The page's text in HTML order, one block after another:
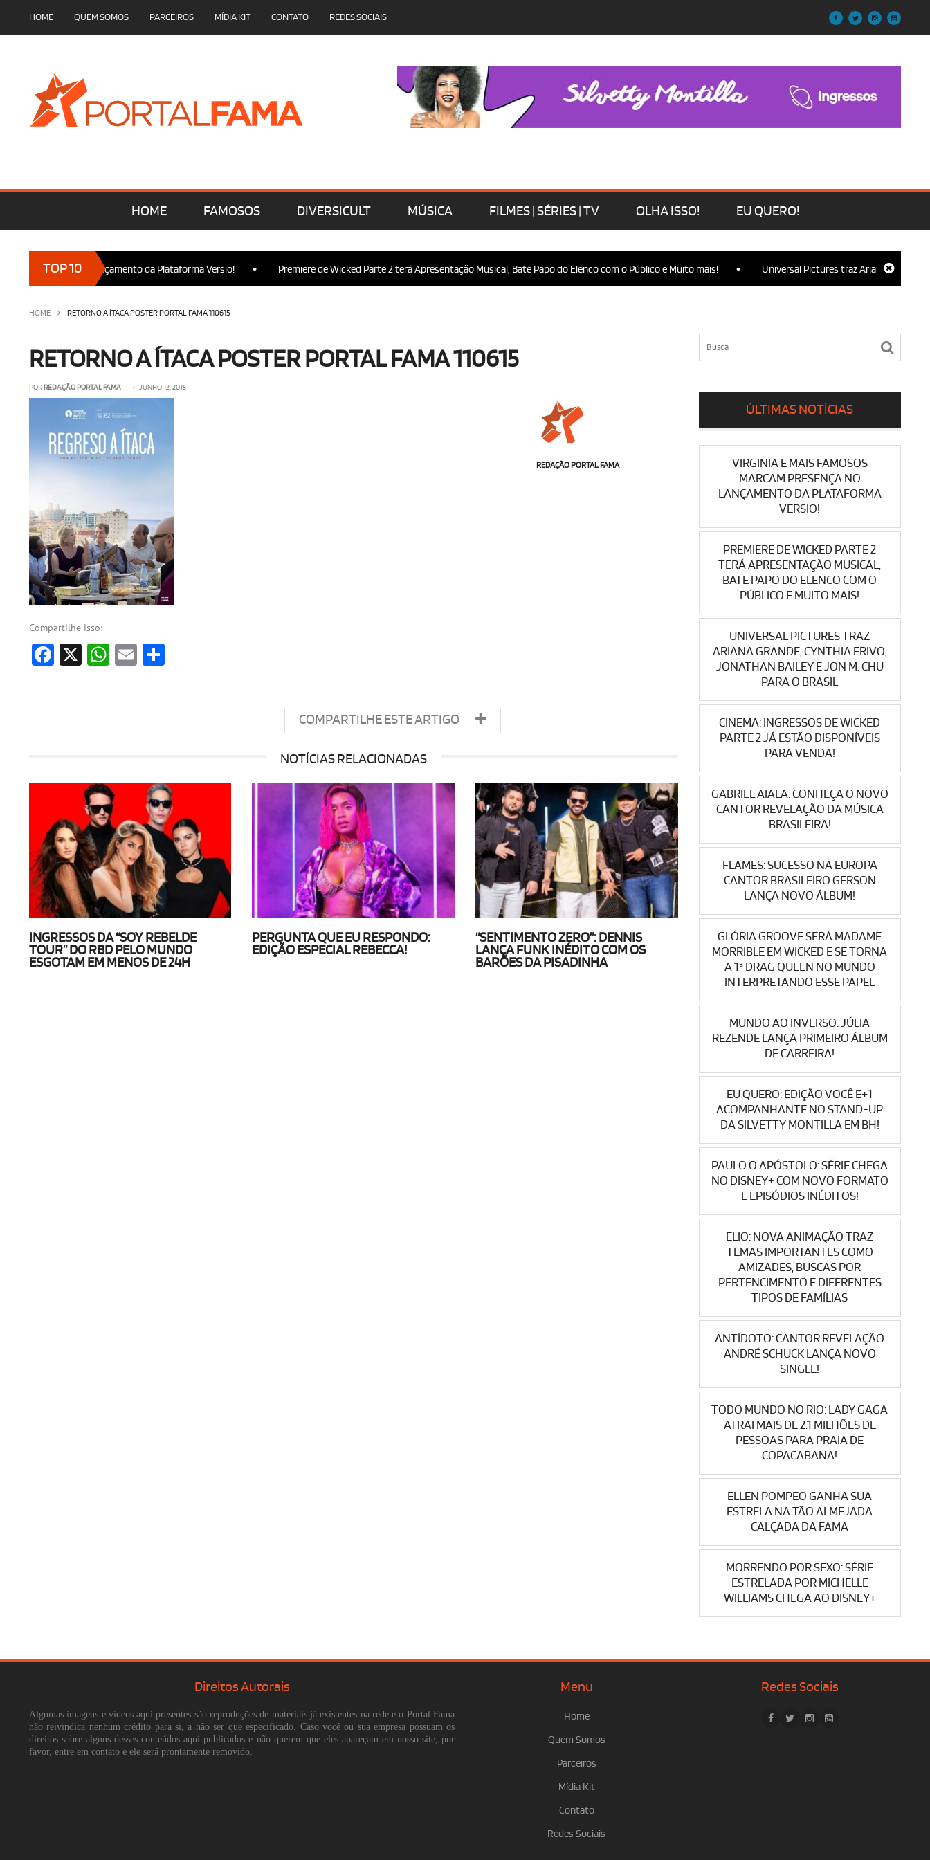
HOME QUEM SOMOS PARCEIROS MÍDIA KIT CONTATO REDES SOCIAIS
HOME FAMOSOS DIVERSICULT MÚSICA FILMES | SÉRIES | TV OLHA ISSO! EU QUERO!
TOP 10
presença no Lançamento da Plataforma Versio! • Premiere de Wicked Parte 2 terá Apresentação Musical, Bate Papo do Elenco com o Público e Muito mais! • Universal Pictures traz Ariana Grande,
HOME RETORNO A ÍTACA POSTER PORTAL FAMA 110615
RETORNO A ÍTACA POSTER PORTAL FAMA 110615
POR REDAÇÃO PORTAL FAMA • JUNHO 12, 2015
REDAÇÃO PORTAL FAMA
Compartilhe isso:
Facebook
X WhatsApp
Email
COMPARTILHE ESTE ARTIGO
NOTÍCIAS RELACIONADAS
INGRESSOS DA “SOY REBELDE
TOUR” DO RBD PELO MUNDO
ESGOTAM EM MENOS DE 24H
PERGUNTA QUE EU RESPONDO:
EDIÇÃO ESPECIAL REBECCA!
“SENTIMENTO ZERO”: DENNIS
LANÇA FUNK INÉDITO COM OS
BARÕES DA PISADINHA
ÚLTIMAS NOTÍCIAS
VIRGINIA E MAIS FAMOSOS
MARCAM PRESENÇA NO
LANÇAMENTO DA PLATAFORMA
VERSIO!
PREMIERE DE WICKED PARTE 2
TERÁ APRESENTAÇÃO MUSICAL,
BATE PAPO DO ELENCO COM O
PÚBLICO E MUITO MAIS!
UNIVERSAL PICTURES TRAZ
ARIANA GRANDE, CYNTHIA ERIVO,
JONATHAN BAILEY E JON M. CHU
PARA O BRASIL
CINEMA: INGRESSOS DE WICKED
PARTE 2 JÁ ESTÃO DISPONÍVEIS
PARA VENDA!
GABRIEL AIALA: CONHEÇA O NOVO
CANTOR REVELAÇÃO DA MÚSICA
BRASILEIRA!
FLAMES: SUCESSO NA EUROPA
CANTOR BRASILEIRO GERSON
LANÇA NOVO ÁLBUM!
GLÓRIA GROOVE SERÁ MADAME
MORRIBLE EM WICKED E SE TORNA
A 1ª DRAG QUEEN NO MUNDO
INTERPRETANDO ESSE PAPEL
MUNDO AO INVERSO: JÚLIA
REZENDE LANÇA PRIMEIRO ÁLBUM
DE CARREIRA!
EU QUERO: EDIÇÃO VOCÊ E+1
ACOMPANHANTE NO STAND-UP
DA SILVETTY MONTILLA EM BH!
PAULO O APÓSTOLO: SÉRIE CHEGA
NO DISNEY+ COM NOVO FORMATO
E EPISÓDIOS INÉDITOS!
ELIO: NOVA ANIMAÇÃO TRAZ
TEMAS IMPORTANTES COMO
AMIZADES, BUSCAS POR
PERTENCIMENTO E DIFERENTES
TIPOS DE FAMÍLIAS
ANTÍDOTO: CANTOR REVELAÇÃO
ANDRÉ SCHUCK LANÇA NOVO
SINGLE!
TODO MUNDO NO RIO: LADY GAGA
ATRAI MAIS DE 2.1 MILHÕES DE
PESSOAS PARA PRAIA DE
COPACABANA!
ELLEN POMPEO GANHA SUA
ESTRELA NA TÃO ALMEJADA
CALÇADA DA FAMA
MORRENDO POR SEXO: SÉRIE
ESTRELADA POR MICHELLE
WILLIAMS CHEGA AO DISNEY+
Direitos Autorais
Algumas imagens e vídeos aqui presentes são reproduções de materiais já existentes na rede e o Portal Fama
não reivindica nenhum crédito para si, a não ser que especificado. Caso você ou sua empresa possuam os
direitos sobre alguns desses conteúdos aqui publicados e não querem que eles apareçam em nosso site, por
favor, entre em contato e ele será prontamente removido.
Menu
Home
Quem Somos
Parceiros
Mídia Kit
Contato
Redes Sociais
Redes Sociais